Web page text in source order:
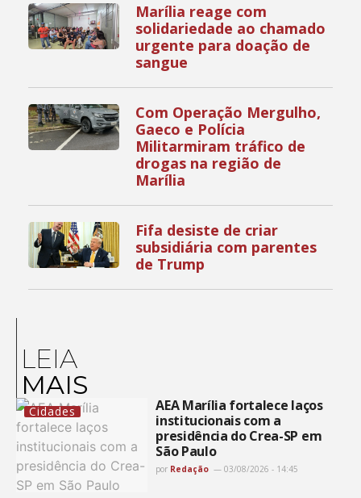
Marília reage com
solidariedade ao chamado
urgente para doação de
sangue
Com Operação Mergulho,
Gaeco e Polícia
Militarmiram tráfico de
drogas na região de
Marília
Fifa desiste de criar
subsidiária com parentes
de Trump
LEIA
MAIS
Cidades
AEA Marília fortalece laços
institucionais com a
presidência do Crea-SP em
São Paulo
por Redação 03/08/2026 - 14:45